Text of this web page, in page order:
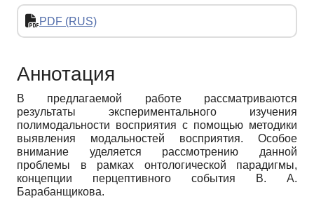
PDF (RUS)
Аннотация
В предлагаемой работе рассматриваются
результаты экспериментального изучения
полимодальности восприятия с помощью методики
выявления модальностей восприятия. Особое
внимание уделяется рассмотрению данной
проблемы в рамках онтологической парадигмы,
концепции перцептивного события В. А.
Барабанщикова.